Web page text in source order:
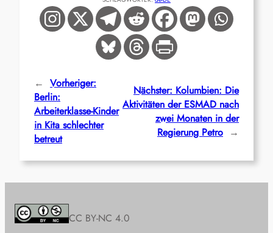
← Vorheriger:
Berlin:
Arbeiterklasse-Kinder
in Kita schlechter
betreut
Nächster: Kolumbien: Die
Aktivitäten der ESMAD nach
zwei Monaten in der
Regierung Petro →
CC BY-NC 4.0